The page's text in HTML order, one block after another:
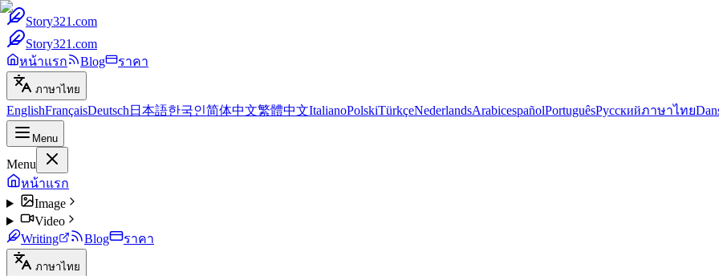
Story321.com
Story321.com
หน้าแรก
Blog ราคา
ภาษาไทย
EnglishFrançaisDeutsch 日本語한국인简体中文繁體中文ItalianoPolskiTürkçeNederlandsArabicespañolPortuguêsРусскийภาษาไทย
Menu
Menu
หน้าแรก
Image
Video
Writing
Blog ราคา
ภาษาไทย